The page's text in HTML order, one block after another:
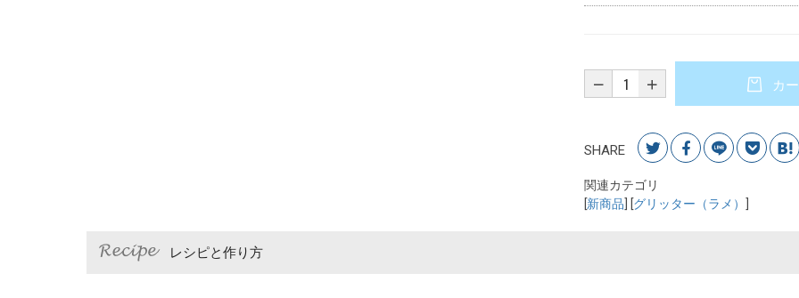
カ
SHARE
関連カテゴリ
[新商品 ] [グリッター（ラメ）
レシピと作り方